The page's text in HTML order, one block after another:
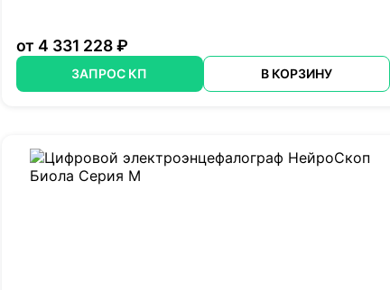
от 4 331 228 ₽
ЗАПРОС КП В КОРЗИНУ